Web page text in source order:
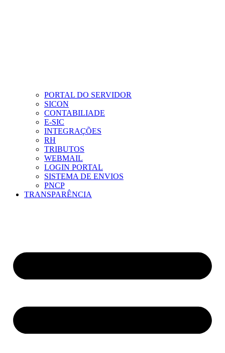
PORTAL DO SERVIDOR
SICON
CONTABILIADE
E-SIC
INTEGRAÇÕES
RH
TRIBUTOS
WEBMAIL
LOGIN PORTAL
SISTEMA DE ENVIOS
PNCP
TRANSPARÊNCIA